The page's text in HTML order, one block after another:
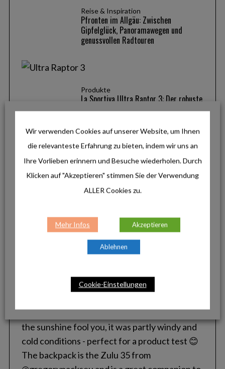
Reise & Inspiration
Pfronten im Allgäu: Zwischen
Gipfelglück, Panoramawegen und
genussvollen Radtouren
Produkte
La Sportiva Ultra Raptor 3: Der robuste
Allrounder für anspruchsvolle Touren
Produkte
Helinox Ultra-Light: Minimalistisches
Design für maximale Freiheit
INSTAGRAM
Wir verwenden Cookies auf unserer Website, um Ihnen
die relevanteste Erfahrung zu bieten, indem wir uns an
Ihre Vorlieben erinnern und Besuche wiederholen. Durch
Klicken auf "Akzeptieren" stimmen Sie der Verwendung
ALLER Cookies zu.
Mehr Infos Akzeptieren
Ablehnen
Cookie-Einstellungen